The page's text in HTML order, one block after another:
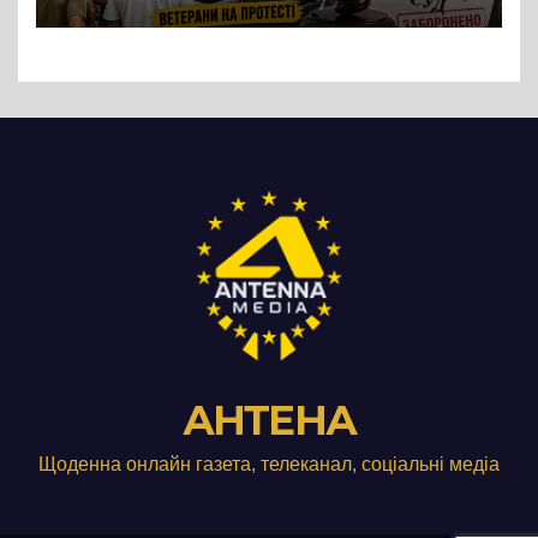
Три», що займається
АНТЕНА
Щоденна онлайн газета, телеканал, соціальні медіа